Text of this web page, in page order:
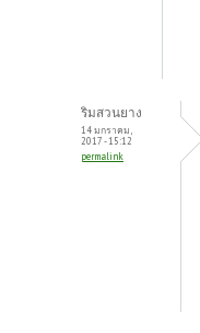
ริมสวนยาง
14 มกราคม,
2017 - 15:12
permalink